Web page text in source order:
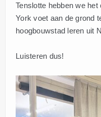
Tenslotte hebben we
York voet aan de grond
hoogbouwstad leren uit
Luisteren dus!